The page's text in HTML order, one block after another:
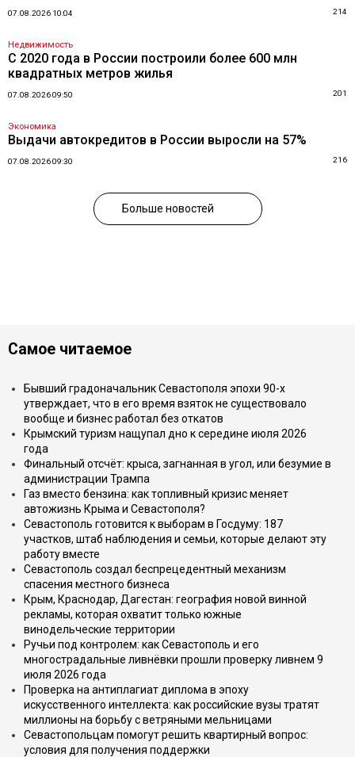
07.08.2026 10:04 214
Недвижимость
С 2020 года в России построили более 600 млн
квадратных метров жилья
07.08.2026 09:50 201
Экономика
Выдачи автокредитов в России выросли на 57%
07.08.2026 09:30 216
Больше новостей
Самое читаемое
Бывший градоначальник Севастополя эпохи 90-х
утверждает, что в его время взяток не существовало
вообще и бизнес работал без откатов
Крымский туризм нащупал дно к середине июля 2026
года
Финальный отсчёт: крыса, загнанная в угол, или безумие в
администрации Трампа
Газ вместо бензина: как топливный кризис меняет
автожизнь Крыма и Севастополя?
Севастополь готовится к выборам в Госдуму: 187
участков, штаб наблюдения и семьи, которые делают эту
работу вместе
Севастополь создал беспрецедентный механизм
спасения местного бизнеса
Крым, Краснодар, Дагестан: география новой винной
рекламы, которая охватит только южные
винодельческие территории
Ручьи под контролем: как Севастополь и его
многострадальные ливнёвки прошли проверку ливнем 9
июля 2026 года
Проверка на антиплагиат диплома в эпоху
искусственного интеллекта: как российские вузы тратят
миллионы на борьбу с ветряными мельницами
Севастопольцам помогут решить квартирный вопрос:
условия для получения поддержки